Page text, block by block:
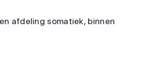
afdeling somatiek, binnen